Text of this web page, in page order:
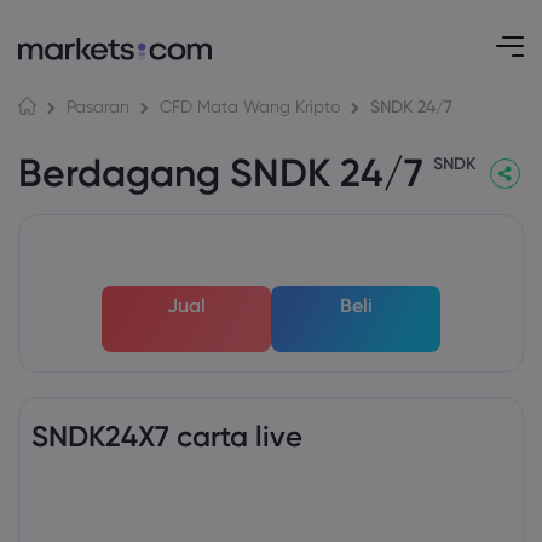
Pasaran CFD Mata Wang Kripto SNDK 24/7
Berdagang SNDK 24/7 SNDK
Jual Beli
SNDK24X7 carta live